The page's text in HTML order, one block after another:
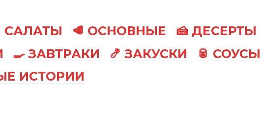
САЛАТЫ 🥩 ОСНОВНЫЕ
🍰 ДЕСЕРТЫ
🍳 ЗАВТРАКИ 🍤 ЗАКУСКИ
🥫 СОУСЫ
ИСТОРИИ